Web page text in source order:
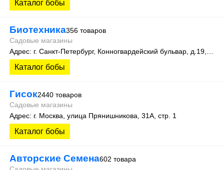
Каталог бобы
Биотехника356 товаров
Садовые магазины
Каталог бобы
Гисок2440 товаров
Садовые магазины
Адрес: г. Москва, улица Прянишникова, 31А, стр. 1
Каталог бобы
Авторские Семена602 товара